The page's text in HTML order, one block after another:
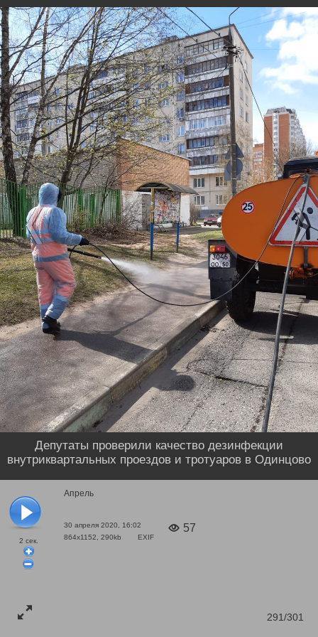
2 сек.
Апрель
30 апреля 2020, 16:02
864x1152, 290kb
EXIF
57
291/301
Депутаты проверили качество дезинфекции
внутриквартальных проездов и тротуаров в Одинцово